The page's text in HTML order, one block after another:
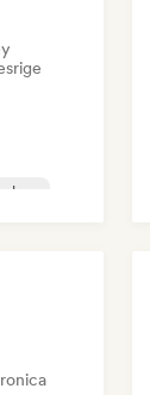
rap